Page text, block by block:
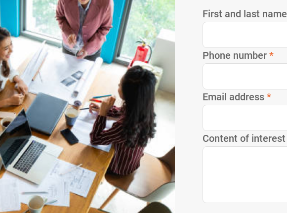
First and last name
Phone number *
Email address *
Content of interest